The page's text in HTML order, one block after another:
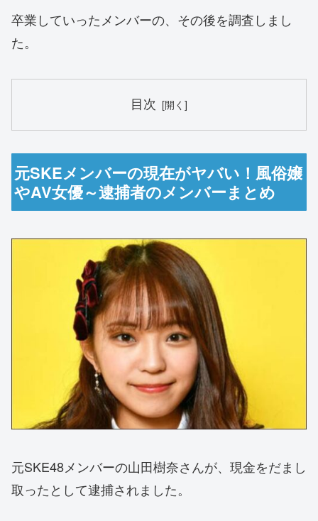
卒業していったメンバーの、その後を調査しまし
た。
目次
元SKEメンバーの現在がヤバい！風俗嬢
やAV女優～逮捕者のメンバーまとめ
元SKE48メンバーの山田樹奈さんが、現金をだまし
取ったとして逮捕されました。